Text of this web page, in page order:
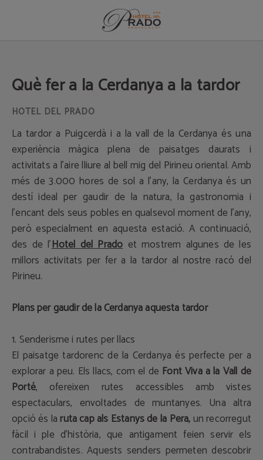
Què fer a la Cerdanya a la tardor
La tardor a Puigcerdà i a la vall de la Cerdanya és una
experiència màgica plena de paisatges daurats i
activitats a l'aire lliure al bell mig del Pirineu oriental. Amb
més de 3.000 hores de sol a l'any, la Cerdanya és un
destí ideal per gaudir de la natura, la gastronomia i
l'encant dels seus pobles en qualsevol moment de l'any,
però especialment en aquesta estació. A continuació,
des de l'Hotel del Pradoet mostrem algunes de les
millors activitats per fer a la tardor al nostre racó del
Pirineu.
Plans per gaudir de la Cerdanya aquesta tardor
1. Senderisme i rutes per llacs
El paisatge tardorenc de la Cerdanya és perfecte per a
explorar a peu. Els llacs, com el de Font Viva a la Vall de
Porté, ofereixen rutes accessibles amb vistes
espectaculars, envoltades de muntanyes. Una altra
opció és laruta cap als Estanys de la Pera,un recorregut
fàcil i ple d'història, que antigament feien servir els
contrabandistes. Aquests senders permeten descobrir